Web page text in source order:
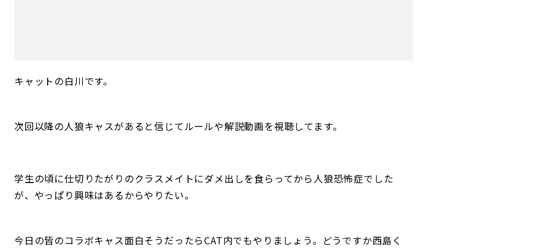
キャットの白川です。
次回以降の人狼キャスがあると信じてルールや解説動画を視聴してます。
学生の頃に仕切りたがりのクラスメイトにダメ出しを食らってから人狼恐怖症でした
が、やっぱり興味はあるからやりたい。
今日の皆のコラボキャス面白そうだったらCAT内でもやりましょう。どうですか西島く